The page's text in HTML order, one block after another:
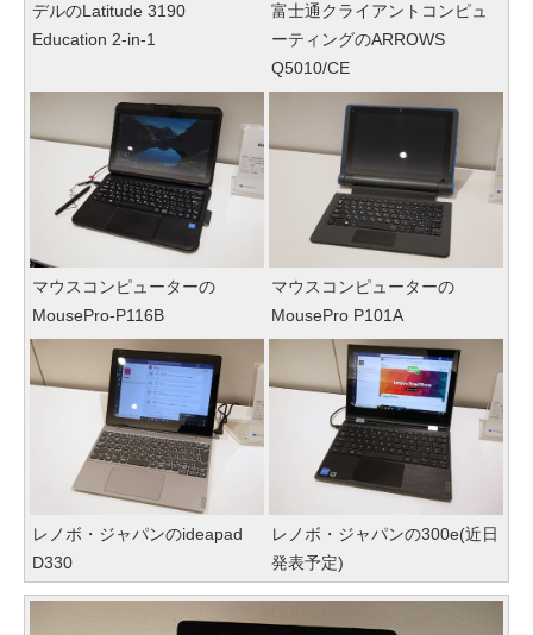
デルのLatitude 3190
Education 2-in-1
富士通クライアントコンピュ
ーティングのARROWS
Q5010/CE
マウスコンピューターの
MousePro-P116B
マウスコンピューターの
MousePro P101A
レノボ・ジャパンのideapad
D330
レノボ・ジャパンの300e(近日
発表予定)